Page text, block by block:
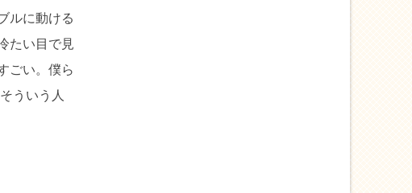
ルに動ける
たい目で見
ごい。僕ら
ういう人